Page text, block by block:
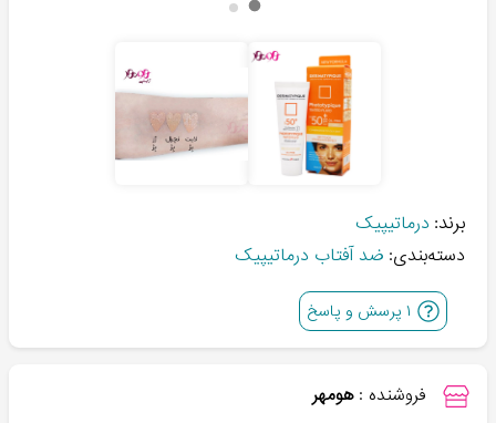
برند: درماتیپیک
دسته‌بندی: ضد آفتاب درماتیپیک
۱ پرسش و پاسخ
فروشنده : هومهر